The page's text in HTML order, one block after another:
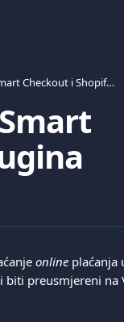
Integracija Viva.com Smart Checkout i Shopify Plugina
online plaćanja
preusmjereni na